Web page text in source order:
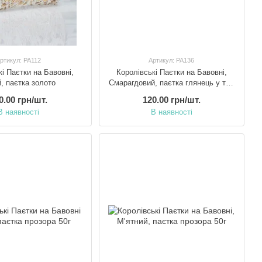
PA112
Паєтки на Бавовні,
паєтка золото
грн/шт.
наявності
Артикул: PA136
Королівські Паєтки на Бавовні,
Смарагдовий, паєтка глянець у тон
120.00 грн/шт.
В наявності